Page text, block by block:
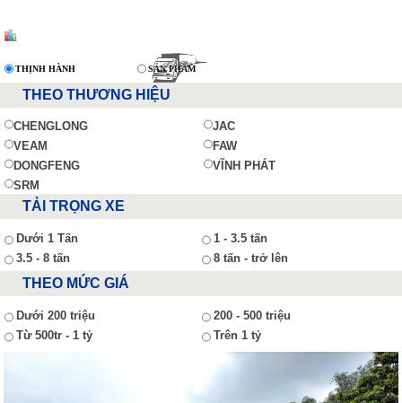
THỊNH HÀNH SẢN PHẨM
THEO THƯƠNG HIỆU
CHENGLONG
JAC
VEAM
FAW
DONGFENG
VĨNH PHÁT
SRM
TẢI TRỌNG XE
Dưới 1 Tấn
1 - 3.5 tấn
3.5 - 8 tấn
8 tấn - trở lên
THEO MỨC GIÁ
Dưới 200 triệu
200 - 500 triệu
Từ 500tr - 1 tỷ
Trên 1 tỷ